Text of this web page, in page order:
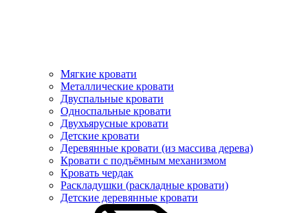
Мягкие кровати
Металлические кровати
Двуспальные кровати
Односпальные кровати
Двухъярусные кровати
Детские кровати
Деревянные кровати (из массива дерева)
Кровати с подъёмным механизмом
Кровать чердак
Раскладушки (раскладные кровати)
Детские деревянные кровати